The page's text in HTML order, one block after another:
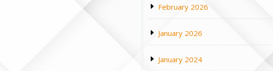
February 2026
January 2026
January 2024